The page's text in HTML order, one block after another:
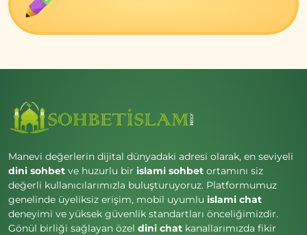
Manevi değerlerin dijital dünyadaki adresi olarak, en seviyeli
dini sohbet ve huzurlu bir islami sohbet ortamını siz
değerli kullanıcılarımızla buluşturuyoruz. Platformumuz
genelinde üyeliksiz erişim, mobil uyumlu islami chat
deneyimi ve yüksek güvenlik standartları önceliğimizdir.
Gönül birliği sağlayan özel dini chat kanallarımızda fikir